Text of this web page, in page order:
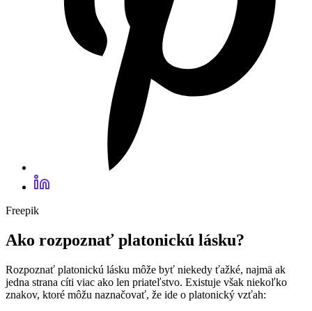
Freepik
Ako rozpoznať platonickú lásku?
Rozpoznať platonickú lásku môže byť niekedy ťažké, najmä ak
jedna strana cíti viac ako len priateľstvo. Existuje však niekoľko
znakov, ktoré môžu naznačovať, že ide o platonický vzťah: